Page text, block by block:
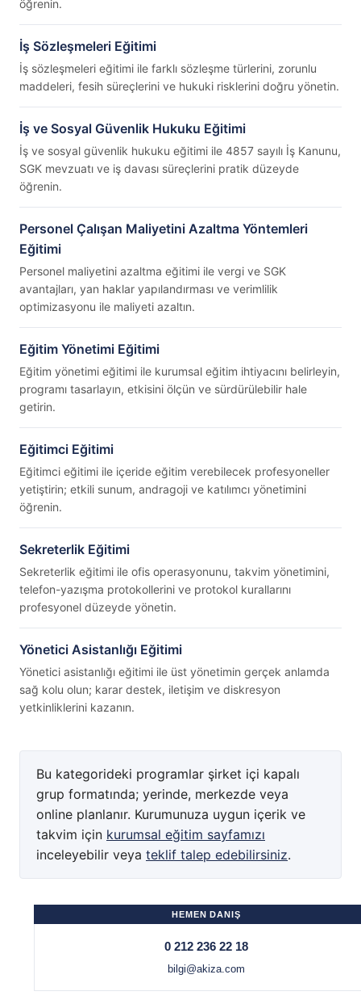
öğrenin.
İş Sözleşmeleri Eğitimi
İş sözleşmeleri eğitimi ile farklı sözleşme türlerini, zorunlu
maddeleri, fesih süreçlerini ve hukuki risklerini doğru yönetin.
İş ve Sosyal Güvenlik Hukuku Eğitimi
İş ve sosyal güvenlik hukuku eğitimi ile 4857 sayılı İş Kanunu,
SGK mevzuatı ve iş davası süreçlerini pratik düzeyde
öğrenin.
Personel Çalışan Maliyetini Azaltma Yöntemleri
Eğitimi
Personel maliyetini azaltma eğitimi ile vergi ve SGK
avantajları, yan haklar yapılandırması ve verimlilik
optimizasyonu ile maliyeti azaltın.
Eğitim Yönetimi Eğitimi
Eğitim yönetimi eğitimi ile kurumsal eğitim ihtiyacını belirleyin,
programı tasarlayın, etkisini ölçün ve sürdürülebilir hale
getirin.
Eğitimci Eğitimi
Eğitimci eğitimi ile içeride eğitim verebilecek profesyoneller
yetiştirin; etkili sunum, andragoji ve katılımcı yönetimini
öğrenin.
Sekreterlik Eğitimi
Sekreterlik eğitimi ile ofis operasyonunu, takvim yönetimini,
telefon-yazışma protokollerini ve protokol kurallarını
profesyonel düzeyde yönetin.
Yönetici Asistanlığı Eğitimi
Yönetici asistanlığı eğitimi ile üst yönetimin gerçek anlamda
sağ kolu olun; karar destek, iletişim ve diskresyon
yetkinliklerini kazanın.
Bu kategorideki programlar şirket içi kapalı
grup formatında; yerinde, merkezde veya
online planlanır. Kurumunuza uygun içerik ve
takvim için kurumsal eğitim sayfamızı
inceleyebilir veya teklif talep edebilirsiniz.
HEMEN DANIŞ
0 212 236 22 18
bilgi@akiza.com